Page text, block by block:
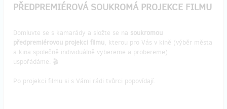
PŘEDPREMIÉROVÁ SOUKROMÁ PROJEKCE FILMU
Domluvte se s kamarády a složte se na soukromou
předpremiérovou projekci filmu, kterou pro Vás v kině (výběr města
a kina společně individuálně vybereme a probereme)
uspořádáme. 🎬
Po projekci filmu si s Vámi rádi tvůrci popovídají.